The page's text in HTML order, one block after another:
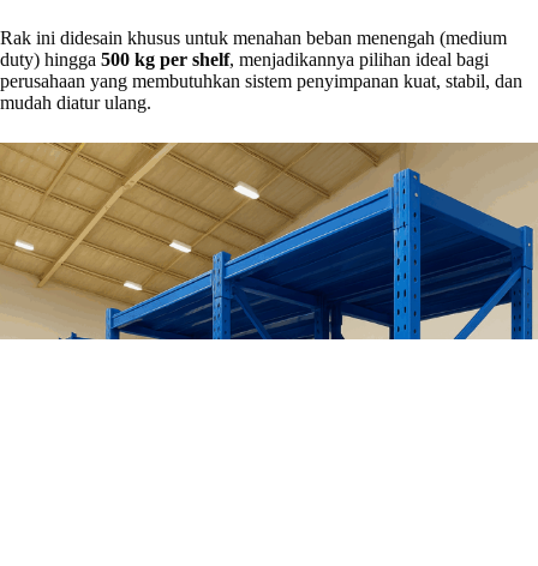
Rak ini didesain khusus untuk menahan beban menengah (medium
duty) hingga 500 kg per shelf, menjadikannya pilihan ideal bagi
perusahaan yang membutuhkan sistem penyimpanan kuat, stabil, dan
mudah diatur ulang.